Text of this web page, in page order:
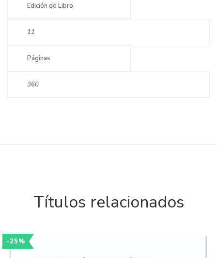
Edición de Libro
11
Páginas
360
Títulos relacionados
-25%